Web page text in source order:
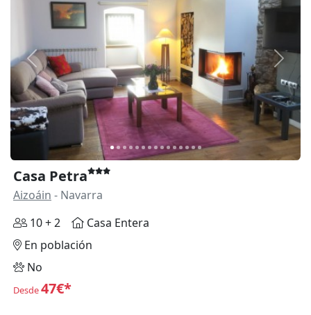
Anterior
Casa Petra
Aizoáin - Navarra
10 + 2
Casa Entera
En población
No
Desde47€*